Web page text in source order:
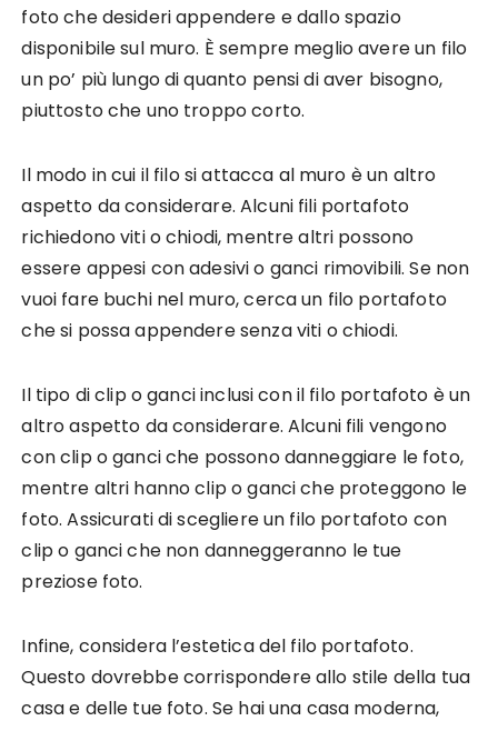
foto che desideri appendere e dallo spazio
disponibile sul muro. È sempre meglio avere un filo
un po’ più lungo di quanto pensi di aver bisogno,
piuttosto che uno troppo corto.
Il modo in cui il filo si attacca al muro è un altro
aspetto da considerare. Alcuni fili portafoto
richiedono viti o chiodi, mentre altri possono
essere appesi con adesivi o ganci rimovibili. Se non
vuoi fare buchi nel muro, cerca un filo portafoto
che si possa appendere senza viti o chiodi.
Il tipo di clip o ganci inclusi con il filo portafoto è un
altro aspetto da considerare. Alcuni fili vengono
con clip o ganci che possono danneggiare le foto,
mentre altri hanno clip o ganci che proteggono le
foto. Assicurati di scegliere un filo portafoto con
clip o ganci che non danneggeranno le tue
preziose foto.
Infine, considera l’estetica del filo portafoto.
Questo dovrebbe corrispondere allo stile della tua
casa e delle tue foto. Se hai una casa moderna,